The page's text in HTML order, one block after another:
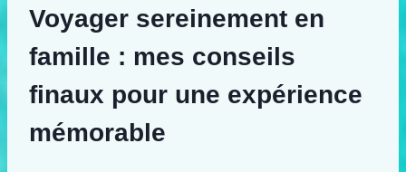
Voyager sereinement en
famille : mes conseils
finaux pour une expérience
mémorable